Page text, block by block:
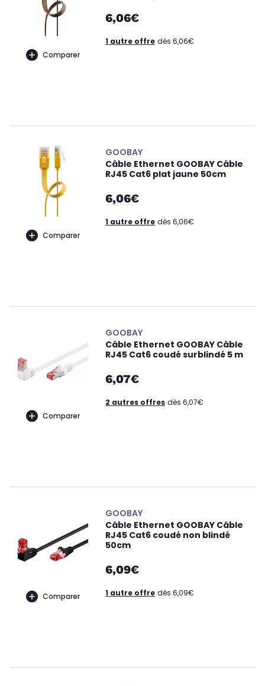
Comparer
6,06€
1 autre offre dès 6,06€
Comparer
GOOBAY
Câble Ethernet GOOBAY Câble
RJ45 Cat6 plat jaune 50cm
6,06€
1 autre offre dès 6,06€
Comparer
GOOBAY
Câble Ethernet GOOBAY Câble
RJ45 Cat6 coudé surblindé 5 m
6,07€
2 autres offres dès 6,07€
Comparer
GOOBAY
Câble Ethernet GOOBAY Câble
RJ45 Cat6 coudé non blindé
50cm
6,09€
1 autre offre dès 6,09€